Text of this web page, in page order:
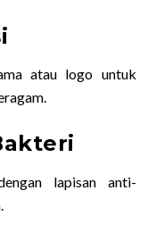
atau logo untuk
lapisan anti-